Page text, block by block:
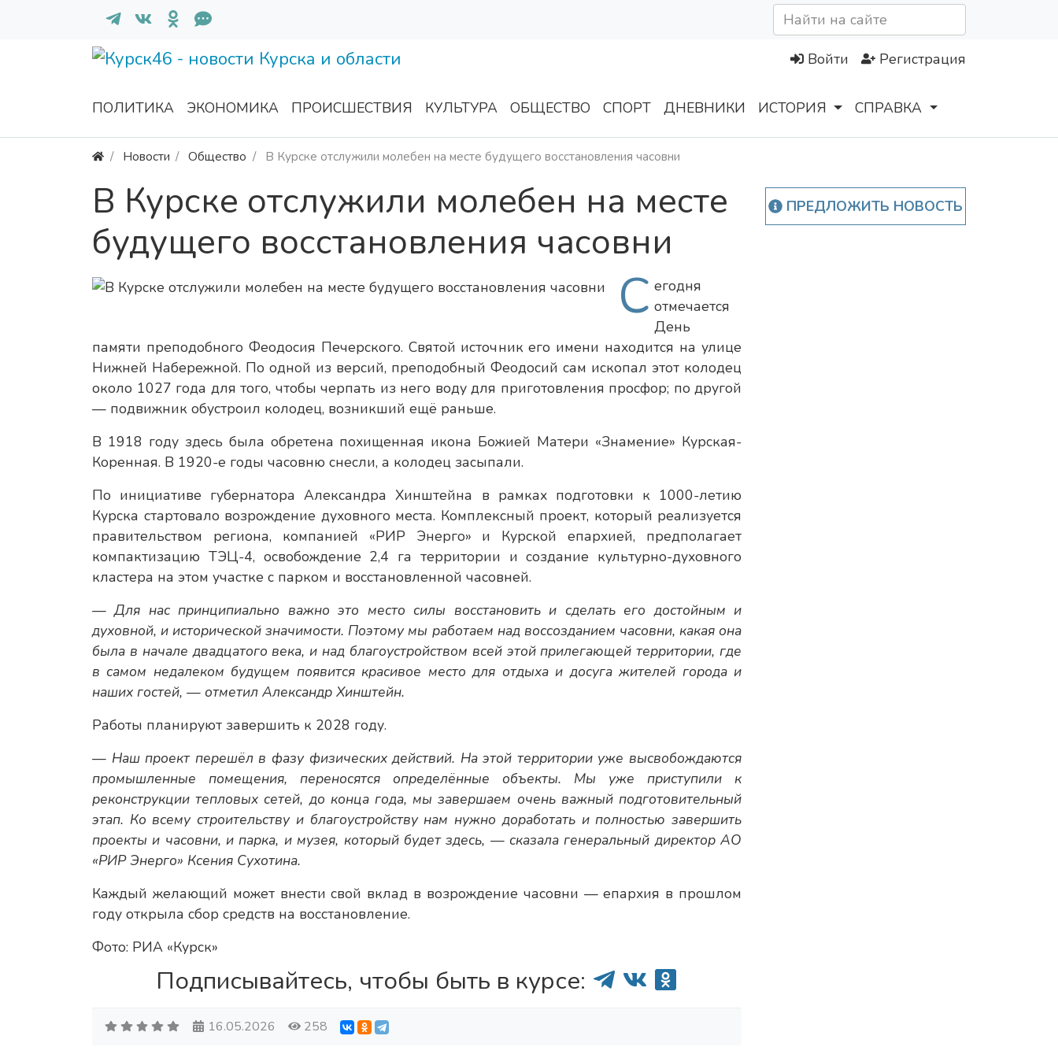
Войти Регистрация
ПОЛИТИКА ЭКОНОМИКА ПРОИСШЕСТВИЯ КУЛЬТУРА ОБЩЕСТВО СПОРТ ДНЕВНИКИ ИСТОРИЯ СПРАВКА
Новости Общество В Курске отслужили молебен на месте будущего восстановления часовни
В Курске отслужили молебен на месте
будущего восстановления часовни
С егодня
отмечается
День
памяти преподобного Феодосия Печерского. Святой источник его имени находится на улице
Нижней Набережной. По одной из версий, преподобный Феодосий сам ископал этот колодец
около 1027 года для того, чтобы черпать из него воду для приготовления просфор; по другой
— подвижник обустроил колодец, возникший ещё раньше.
В 1918 году здесь была обретена похищенная икона Божией Матери «Знамение» Курская-
Коренная. В 1920-е годы часовню снесли, а колодец засыпали.
По инициативе губернатора Александра Хинштейна в рамках подготовки к 1000-летию
Курска стартовало возрождение духовного места. Комплексный проект, который реализуется
правительством региона, компанией «РИР Энерго» и Курской епархией, предполагает
компактизацию ТЭЦ-4, освобождение 2,4 га территории и создание культурно-духовного
кластера на этом участке с парком и восстановленной часовней.
— Для нас принципиально важно это место силы восстановить и сделать его достойным и
духовной, и исторической значимости. Поэтому мы работаем над воссозданием часовни, какая она
была в начале двадцатого века, и над благоустройством всей этой прилегающей территории, где
в самом недалеком будущем появится красивое место для отдыха и досуга жителей города и
наших гостей, — отметил Александр Хинштейн.
Работы планируют завершить к 2028 году.
— Наш проект перешёл в фазу физических действий. На этой территории уже высвобождаются
промышленные помещения, переносятся определённые объекты. Мы уже приступили к
реконструкции тепловых сетей, до конца года, мы завершаем очень важный подготовительный
этап. Ко всему строительству и благоустройству нам нужно доработать и полностью завершить
проекты и часовни, и парка, и музея, который будет здесь, — сказала генеральный директор АО
«РИР Энерго» Ксения Сухотина.
Каждый желающий может внести свой вклад в возрождение часовни — епархия в прошлом
году открыла сбор средств на восстановление.
Фото: РИА «Курск»
Подписывайтесь, чтобы быть в курсе:
16.05.2026 258
ПРЕДЛОЖИТЬ НОВОСТЬ